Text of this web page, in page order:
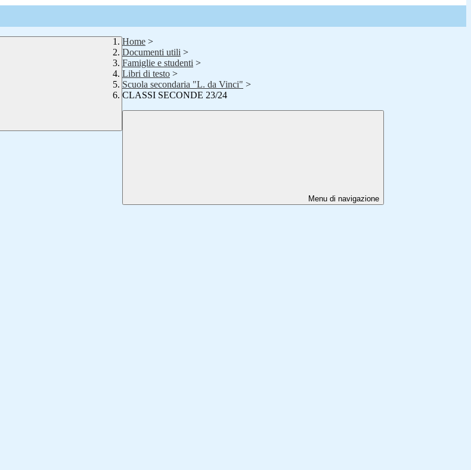
Home >
Documenti utili >
Famiglie e studenti >
Libri di testo >
Scuola secondaria "L. da Vinci" >
CLASSI SECONDE 23/24
Menu di navigazione